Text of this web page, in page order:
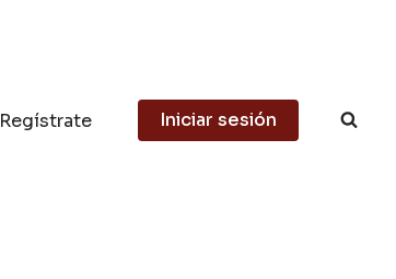
Regístrate Iniciar sesión